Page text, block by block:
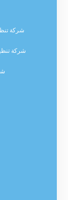
شركة
شركة